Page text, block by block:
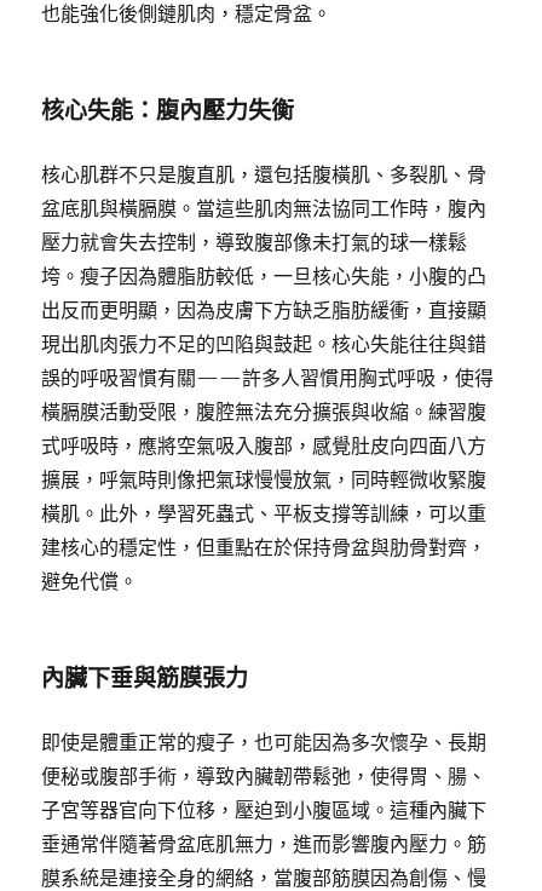
也能強化後側鏈肌肉，穩定骨盆。
核心失能：腹內壓力失衡
核心肌群不只是腹直肌，還包括腹橫肌、多裂肌、骨
盆底肌與橫膈膜。當這些肌肉無法協同工作時，腹內
壓力就會失去控制，導致腹部像未打氣的球一樣鬆
垮。瘦子因為體脂肪較低，一旦核心失能，小腹的凸
出反而更明顯，因為皮膚下方缺乏脂肪緩衝，直接顯
現出肌肉張力不足的凹陷與鼓起。核心失能往往與錯
誤的呼吸習慣有關——許多人習慣用胸式呼吸，使得
橫膈膜活動受限，腹腔無法充分擴張與收縮。練習腹
式呼吸時，應將空氣吸入腹部，感覺肚皮向四面八方
擴展，呼氣時則像把氣球慢慢放氣，同時輕微收緊腹
橫肌。此外，學習死蟲式、平板支撐等訓練，可以重
建核心的穩定性，但重點在於保持骨盆與肋骨對齊，
避免代償。
內臟下垂與筋膜張力
即使是體重正常的瘦子，也可能因為多次懷孕、長期
便秘或腹部手術，導致內臟韌帶鬆弛，使得胃、腸、
子宮等器官向下位移，壓迫到小腹區域。這種內臟下
垂通常伴隨著骨盆底肌無力，進而影響腹內壓力。筋
膜系統是連接全身的網絡，當腹部筋膜因為創傷、慢